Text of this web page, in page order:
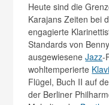
Heute sind die
Karajans Zeiten bei
engagierte
Standards von
ausgewieseneJazz-
wohltemperierte
Flügel, Buch II auf
der Berliner